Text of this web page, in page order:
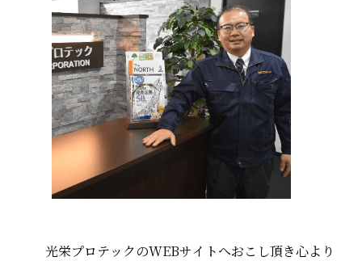
光栄プロテックのWEBサイトへおこし頂き心より